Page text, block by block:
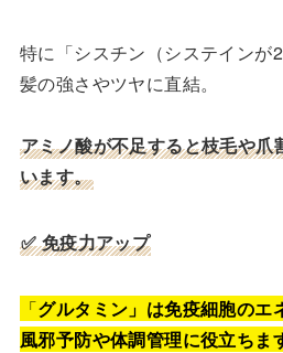
特に「シスチン（システインが
髪の強さやツヤに直結。
アミノ酸が不足すると枝毛や爪
います。
✅ 免疫力アップ
「グルタミン」は免疫細胞のエ
風邪予防や体調管理に役立ちま